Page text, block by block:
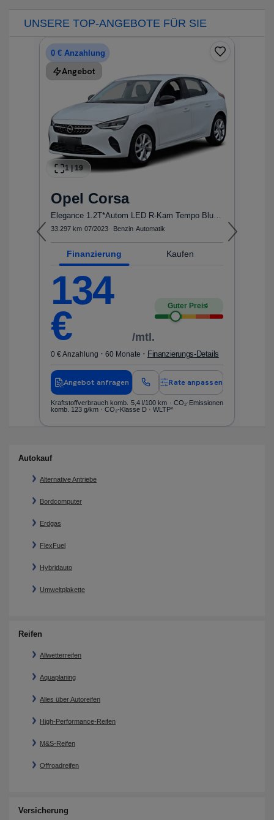
UNSERE TOP-ANGEBOTE FÜR SIE
0 € Anzahlung
Angebot
1|19
Opel Corsa
33.297 km 07/2023 Benzin Automatik
Finanzierung Kaufen
134
€ /mtl.
Guter Preis4
0 € Anzahlung · 60 Monate · Finanzierungs-Details
Angebot anfragen Rate anpassen
Kraftstoffverbrauch komb. 5,4 l/100 km · CO₂-Emissionen
komb. 123 g/km · CO₂-Klasse D · WLTP*
Autokauf
Alternative Antriebe
Bordcomputer
Erdgas
FlexFuel
Hybridauto
Umweltplakette
Reifen
Allwetterreifen
Aquaplaning
Alles über Autoreifen
High-Performance-Reifen
M&S-Reifen
Offroadreifen
Versicherung